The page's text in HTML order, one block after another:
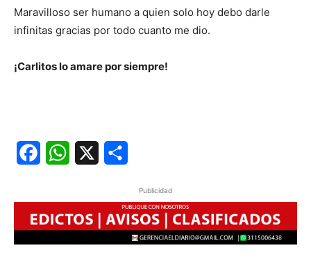
Maravilloso ser humano a quien solo hoy debo darle
infinitas gracias por todo cuanto me dio.
¡Carlitos lo amare por siempre!
FacebookWhatsApp
Publicidad